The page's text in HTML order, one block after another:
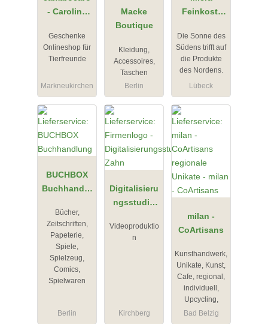
- Caroline
Geschenke
Onlineshop für
Tierfreunde
Markneukirchen
Macke
Boutique
Kleidung,
Accessoires,
Taschen
Berlin
Feinkost,
& Wein
Die Sonne des
Südens trifft auf
die Produkte
des Nordens.
Lübeck
BUCHBOX
Buchhandlu
Bücher,
Zeitschriften,
Papeterie,
Spiele,
Spielzeug,
Comics,
Spielwaren
Berlin
Digitalisieru
ngsstudio
Videoproduktio
n
Kirchberg
milan -
CoArtisans
Kunsthandwerk,
Unikate, Kunst,
Cafe, regional,
individuell,
Upcycling,
Bad Belzig